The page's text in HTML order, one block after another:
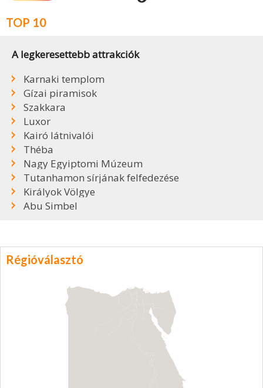
TOP 10
A legkeresettebb attrakciók
Karnaki templom
Gízai piramisok
Szakkara
Luxor
Kairó látnivalói
Théba
Nagy Egyiptomi Múzeum
Tutanhamon sírjának felfedezése
Királyok Völgye
Abu Simbel
Régióválasztó